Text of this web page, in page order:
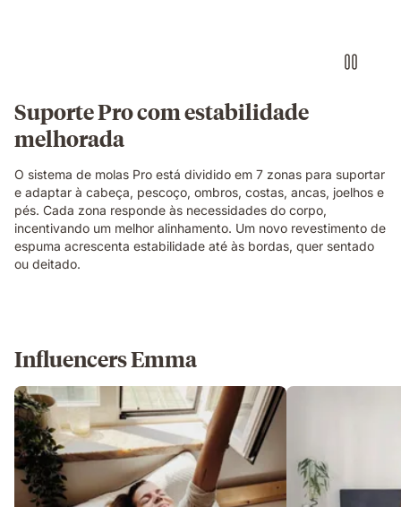
Suporte Pro com estabilidade
melhorada
O sistema de molas Pro está dividido em 7 zonas para suportar
e adaptar à cabeça, pescoço, ombros, costas, ancas, joelhos e
pés. Cada zona responde às necessidades do corpo,
incentivando um melhor alinhamento. Um novo revestimento de
espuma acrescenta estabilidade até às bordas, quer sentado
ou deitado.
Influencers Emma